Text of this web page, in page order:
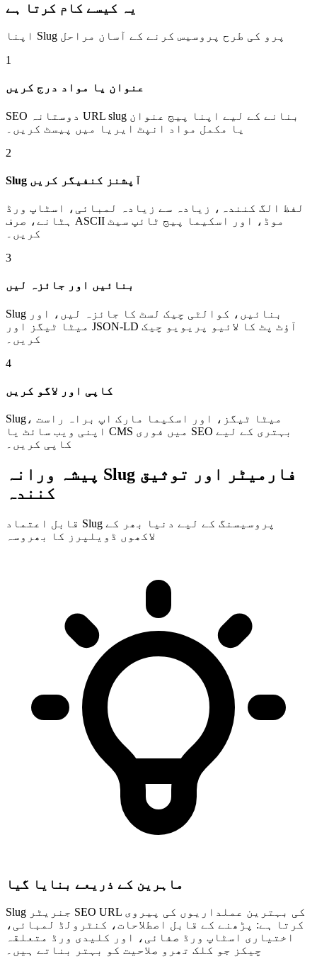
یہ کیسے کام کرتا ہے
اپنا Slug پرو کی طرح پروسیس کرنے کے آسان مراحل
1
عنوان یا مواد درج کریں
SEO دوستانہ URL slug بنانے کے لیے اپنا پیج عنوان
یا مکمل مواد انپٹ ایریا میں پیسٹ کریں۔
2
Slug آپشنز کنفیگر کریں
لفظ الگ کنندہ، زیادہ سے زیادہ لمبائی، اسٹاپ ورڈ
ہٹانے، صرف ASCII موڈ، اور اسکیما پیج ٹائپ سیٹ
کریں۔
3
بنائیں اور جائزہ لیں
Slug بنائیں، کوالٹی چیک لسٹ کا جائزہ لیں، اور
میٹا ٹیگز اور JSON-LD آؤٹ پٹ کا لائیو پریویو چیک
کریں۔
4
کاپی اور لاگو کریں
Slug، میٹا ٹیگز، اور اسکیما مارک اپ براہ راست
اپنی ویب سائٹ یا CMS میں فوری SEO بہتری کے لیے
کاپی کریں۔
پیشہ ورانہ Slug فارمیٹر اور توثیق
کنندہ
قابل اعتماد Slug پروسیسنگ کے لیے دنیا بھر کے
لاکھوں ڈویلپرز کا بھروسہ
ماہرین کے ذریعے بنایا گیا
Slug جنریٹر SEO URL کی بہترین عملداریوں کی پیروی
کرتا ہے: پڑھنے کے قابل اصطلاحات، کنٹرولڈ لمبائی،
اختیاری اسٹاپ ورڈ صفائی، اور کلیدی ورڈ متعلقہ
چیکز جو کلک تھرو صلاحیت کو بہتر بناتے ہیں۔